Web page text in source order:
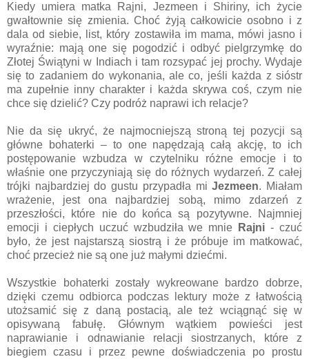
Kiedy umiera matka Rajni, Jezmeen i Shiriny, ich życie
gwałtownie się zmienia. Choć żyją całkowicie osobno i z
dala od siebie, list, który zostawiła im mama, mówi jasno i
wyraźnie: mają one się pogodzić i odbyć pielgrzymkę do
Złotej Świątyni w Indiach i tam rozsypać jej prochy. Wydaje
się to zadaniem do wykonania, ale co, jeśli każda z sióstr
ma zupełnie inny charakter i każda skrywa coś, czym nie
chce się dzielić? Czy podróż naprawi ich relacje?
Nie da się ukryć, że najmocniejszą stroną tej pozycji są
główne bohaterki – to one napędzają całą akcję, to ich
postępowanie wzbudza w czytelniku różne emocje i to
właśnie one przyczyniają się do różnych wydarzeń. Z całej
trójki najbardziej do gustu przypadła miJezmeen. Miałam
wrażenie, jest ona najbardziej sobą, mimo zdarzeń z
przeszłości, które nie do końca są pozytywne. Najmniej
emocji i ciepłych uczuć wzbudziła we mnie
Rajni- czuć
było, że jest najstarszą siostrą i że próbuje im matkować,
choć przecież nie są one już małymi dziećmi.
Wszystkie bohaterki zostały wykreowane bardzo dobrze,
dzięki czemu odbiorca podczas lektury może z łatwością
utożsamić się z daną postacią, ale też wciągnąć się w
opisywaną fabułę. Głównym wątkiem powieści jest
naprawianie i odnawianie relacji siostrzanych, które z
biegiem czasu i przez pewne doświadczenia po prostu